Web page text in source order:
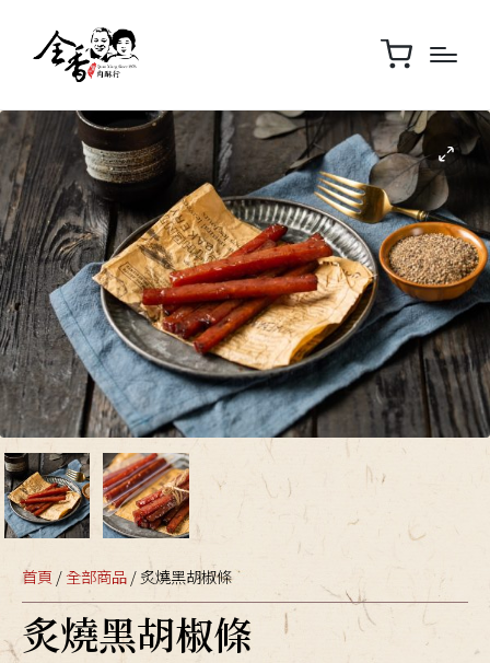
首頁 /全部商品/ 炙燒黑胡椒條
炙燒黑胡椒條